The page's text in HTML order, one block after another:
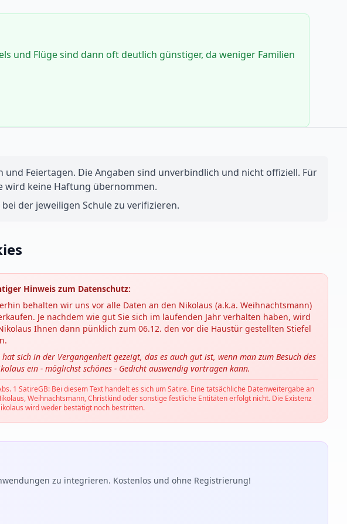
und Flüge sind dann oft deutlich günstiger, da weniger Familien
Feiertagen. Die Angaben sind unverbindlich und nicht offiziell. Für
wird keine Haftung übernommen.
der jeweiligen Schule zu verifizieren.
Hinweis zum Datenschutz:
behalten wir uns vor alle Daten an den Nikolaus (a.k.a. Weihnachtsmann)
Je nachdem wie gut Sie sich im laufenden Jahr verhalten haben, wird
Ihnen dann pünklich zum 06.12. den vor die Haustür gestellten Stiefel
hat sich in der Vergangenheit gezeigt, das es auch gut ist, wenn man zum Besuch des
ein - möglichst schönes - Gedicht auswendig vortragen kann.
1 SatireGB: Bei diesem Text handelt es sich um Satire. Eine tatsächliche Datenweitergabe an
Weihnachtsmann, Christkind oder sonstige festliche Entitäten erfolgt nicht. Die Existenz
wird weder bestätigt noch bestritten.
zu integrieren. Kostenlos und ohne Registrierung!